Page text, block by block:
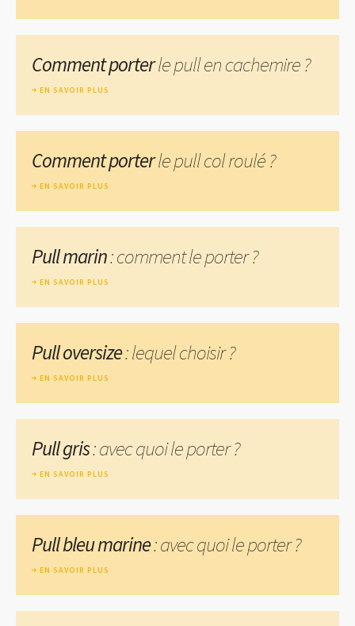
Comment porterle pull en cachemire ?
EN SAVOIR PLUS
Comment porterle pull col roulé ?
EN SAVOIR PLUS
Pull marin: comment le porter ?
EN SAVOIR PLUS
Pull oversize: lequel choisir ?
EN SAVOIR PLUS
Pull gris: avec quoi le porter ?
EN SAVOIR PLUS
Pull bleu marine: avec quoi le porter ?
EN SAVOIR PLUS